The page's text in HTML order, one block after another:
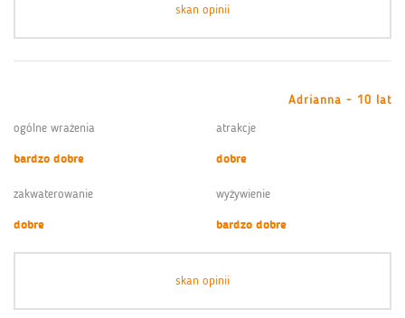
skan opinii
Adrianna - 10 lat
ogólne wrażenia
bardzo dobre
atrakcje
dobre
zakwaterowanie
dobre
wyżywienie
bardzo dobre
skan opinii